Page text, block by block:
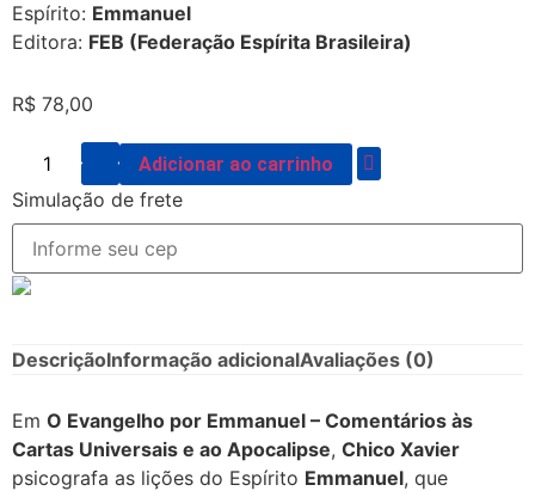
Espírito: Emmanuel
Editora: FEB (Federação Espírita Brasileira)
R$ 78,00
Adicionar ao carrinho
Simulação de frete
DescriçãoInformação adicionalAvaliações (0)
Em O Evangelho por Emmanuel – Comentários às
Cartas Universais e ao Apocalipse, Chico Xavier
psicografa as lições do Espírito Emmanuel, que